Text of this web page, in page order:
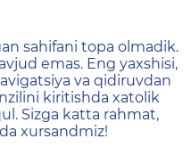
не
sahifani topa olmadik.
emas. Eng yaxshisi,
va qidiruvdan
kiritishda xatolik
Sizga katta rahmat,
xursandmiz!